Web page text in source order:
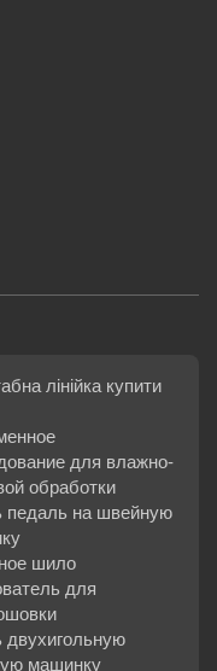
лінійка купити
для влажно-
обработки
педаль на швейную
шило
для
двухигольную
машинку